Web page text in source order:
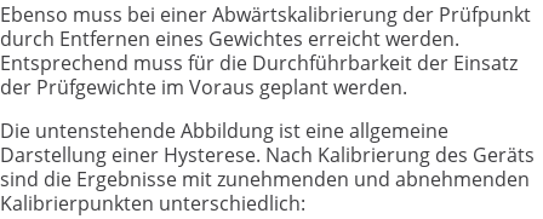
Ebenso muss bei einer Abwärtskalibrierung der Prüfpunkt
durch Entfernen eines Gewichtes erreicht werden.
Entsprechend muss für die Durchführbarkeit der Einsatz
der Prüfgewichte im Voraus geplant werden.
Die untenstehende Abbildung ist eine allgemeine
Darstellung einer Hysterese. Nach Kalibrierung des Geräts
sind die Ergebnisse mit zunehmenden und abnehmenden
Kalibrierpunkten unterschiedlich: